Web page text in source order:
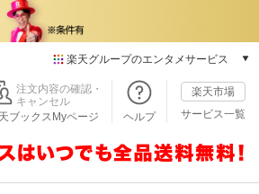
楽天グループのエンタメサービス
本/ゲーム/CD/DVD
楽天ブックス
楽天Kobo
注文内容の確認・
キャンセル
ブックスMyページ
ヘルプ
楽天市場
サービス一覧